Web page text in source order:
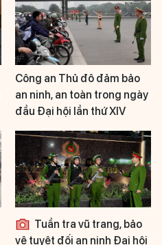
Công an Thủ đô đảm bảo
an ninh, an toàn trong ngày
đầu Đại hội lần thứ XIV
Tuần tra vũ trang, bảo
vệ tuyệt đối an ninh Đại hội